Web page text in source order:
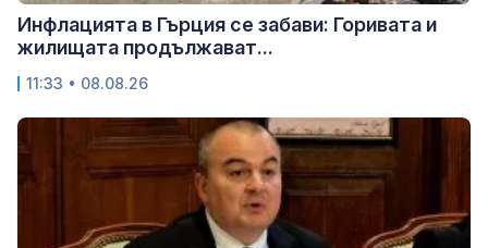
Инфлацията в Гърция се забави: Горивата и
жилищата продължават...
11:33 • 08.08.26